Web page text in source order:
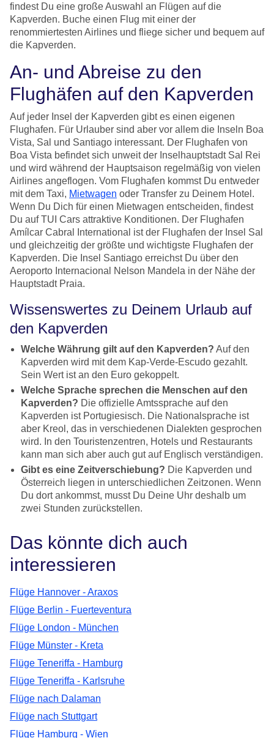
findest Du eine große Auswahl an Flügen auf die
Kapverden. Buche einen Flug mit einer der
renommiertesten Airlines und fliege sicher und bequem auf
die Kapverden.
An- und Abreise zu den
Flughäfen auf den Kapverden
Auf jeder Insel der Kapverden gibt es einen eigenen
Flughafen. Für Urlauber sind aber vor allem die Inseln Boa
Vista, Sal und Santiago interessant. Der Flughafen von
Boa Vista befindet sich unweit der Inselhauptstadt Sal Rei
und wird während der Hauptsaison regelmäßig von vielen
Airlines angeflogen. Vom Flughafen kommst Du entweder
mit dem Taxi, Mietwagen oder Transfer zu Deinem Hotel.
Wenn Du Dich für einen Mietwagen entscheiden, findest
Du auf TUI Cars attraktive Konditionen. Der Flughafen
Amílcar Cabral International ist der Flughafen der Insel Sal
und gleichzeitig der größte und wichtigste Flughafen der
Kapverden. Die Insel Santiago erreichst Du über den
Aeroporto Internacional Nelson Mandela in der Nähe der
Hauptstadt Praia.
Wissenswertes zu Deinem Urlaub auf
den Kapverden
Welche Währung gilt auf den Kapverden? Auf den
Kapverden wird mit dem Kap-Verde-Escudo gezahlt.
Sein Wert ist an den Euro gekoppelt.
Welche Sprache sprechen die Menschen auf den
Kapverden? Die offizielle Amtssprache auf den
Kapverden ist Portugiesisch. Die Nationalsprache ist
aber Kreol, das in verschiedenen Dialekten gesprochen
wird. In den Touristenzentren, Hotels und Restaurants
kann man sich aber auch gut auf Englisch verständigen.
Gibt es eine Zeitverschiebung? Die Kapverden und
Österreich liegen in unterschiedlichen Zeitzonen. Wenn
Du dort ankommst, musst Du Deine Uhr deshalb um
zwei Stunden zurückstellen.
Das könnte dich auch
interessieren
Flüge Hannover - Araxos
Flüge Berlin - Fuerteventura
Flüge London - München
Flüge Münster - Kreta
Flüge Teneriffa - Hamburg
Flüge Teneriffa - Karlsruhe
Flüge nach Dalaman
Flüge nach Stuttgart
Flüge Hamburg - Wien